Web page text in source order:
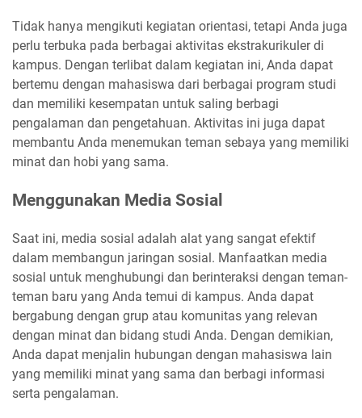
Tidak hanya mengikuti kegiatan orientasi, tetapi Anda juga
perlu terbuka pada berbagai aktivitas ekstrakurikuler di
kampus. Dengan terlibat dalam kegiatan ini, Anda dapat
bertemu dengan mahasiswa dari berbagai program studi
dan memiliki kesempatan untuk saling berbagi
pengalaman dan pengetahuan. Aktivitas ini juga dapat
membantu Anda menemukan teman sebaya yang memiliki
minat dan hobi yang sama.
Menggunakan Media Sosial
Saat ini, media sosial adalah alat yang sangat efektif
dalam membangun jaringan sosial. Manfaatkan media
sosial untuk menghubungi dan berinteraksi dengan teman-
teman baru yang Anda temui di kampus. Anda dapat
bergabung dengan grup atau komunitas yang relevan
dengan minat dan bidang studi Anda. Dengan demikian,
Anda dapat menjalin hubungan dengan mahasiswa lain
yang memiliki minat yang sama dan berbagi informasi
serta pengalaman.